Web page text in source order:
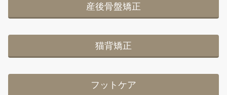
産後骨盤矯正
猫背矯正
フットケア